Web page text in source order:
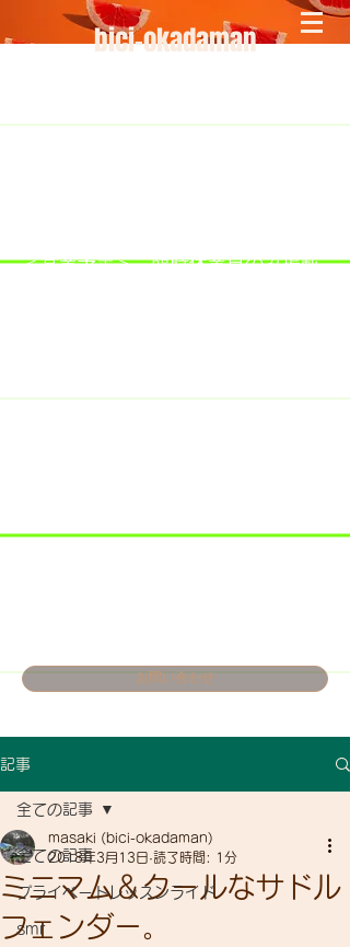
bici-okadaman
​＜営業予定＞ 臨時休業日のみ掲載
お問い合わせ
記事
全ての記事
プライベートレッスンライド
smr
全ての記事
ミニマム＆クールなサドル
フェンダー。
masaki (bici-okadaman)
2018年3月13日 読了時間: 1分